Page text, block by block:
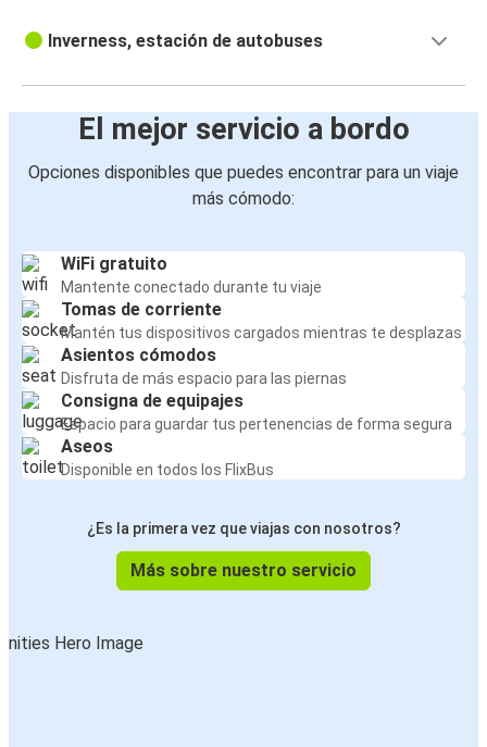
Inverness, estación de autobuses
El mejor servicio a bordo
Opciones disponibles que puedes encontrar para un viaje
más cómodo:
WiFi gratuito
Mantente conectado durante tu viaje
Tomas de corriente
Mantén tus dispositivos cargados mientras te desplazas
Asientos cómodos
Disfruta de más espacio para las piernas
Consigna de equipajes
Espacio para guardar tus pertenencias de forma segura
Aseos
Disponible en todos los FlixBus
¿Es la primera vez que viajas con nosotros?
Más sobre nuestro servicio